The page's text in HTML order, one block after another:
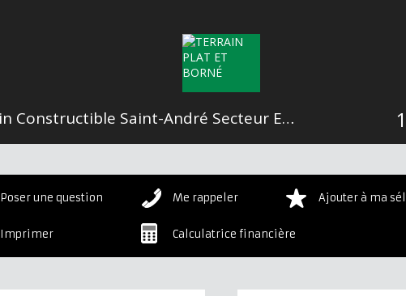
Terrain Constructible Saint-André Secteur Est 04 a 53 ca , 04 a 53 ca constructibles
Poser une question Me rappeler Ajouter à ma
Imprimer Calculatrice financière